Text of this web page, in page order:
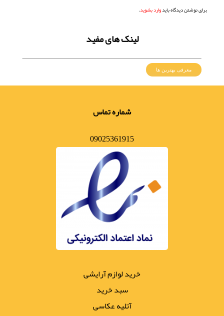
برای نوشتن دیدگاه بایدوارد بشوید.
لینک های مفید
معرفی بهترین ها
شماره تماس
09025361915
خرید لوازم آرایشی
سبد خرید
آتلیه عکاسی